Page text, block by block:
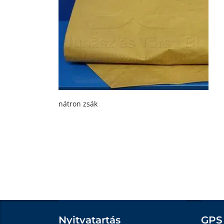
nátron zsák
Nyitvatartás